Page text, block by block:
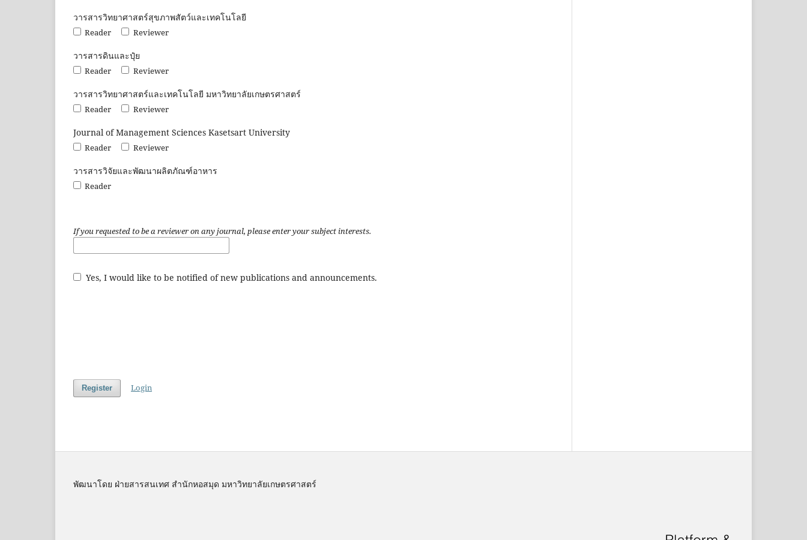
วารสารวิทยาศาสตร์สุขภาพสัตว์และเทคโนโลยี
Reader Reviewer
วารสารดินและปุ๋ย
Reader Reviewer
วารสารวิทยาศาสตร์และเทคโนโลยี มหาวิทยาลัยเกษตรศาสตร์
Reader Reviewer
Journal of Management Sciences Kasetsart University
Reader Reviewer
วารสารวิจัยและพัฒนาผลิตภัณฑ์อาหาร
Reader
If you requested to be a reviewer on any journal, please enter your subject interests.
Yes, I would like to be notified of new publications and announcements.
Register Login
พัฒนาโดย ฝ่ายสารสนเทศ สำนักหอสมุด มหาวิทยาลัยเกษตรศาสตร์